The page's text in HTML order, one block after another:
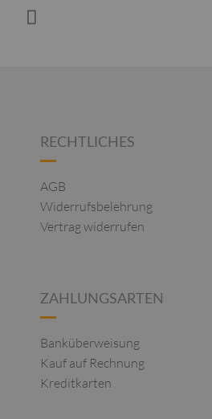
RECHTLICHES
AGB
Widerrufsbelehrung
Vertrag widerrufen
ZAHLUNGSARTEN
Banküberweisung
Kauf auf Rechnung
Kreditkarten